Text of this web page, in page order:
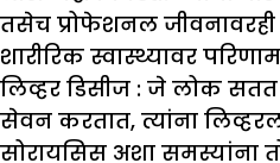
तसेच प्रोफेशनल जीवनावरही
शारीरिक स्वास्थ्यावर परिणाम
लिव्हर डिसीज : जे लोक सतत
सेवन करतात, त्यांना
सोरायसिस अशा समस्यांना